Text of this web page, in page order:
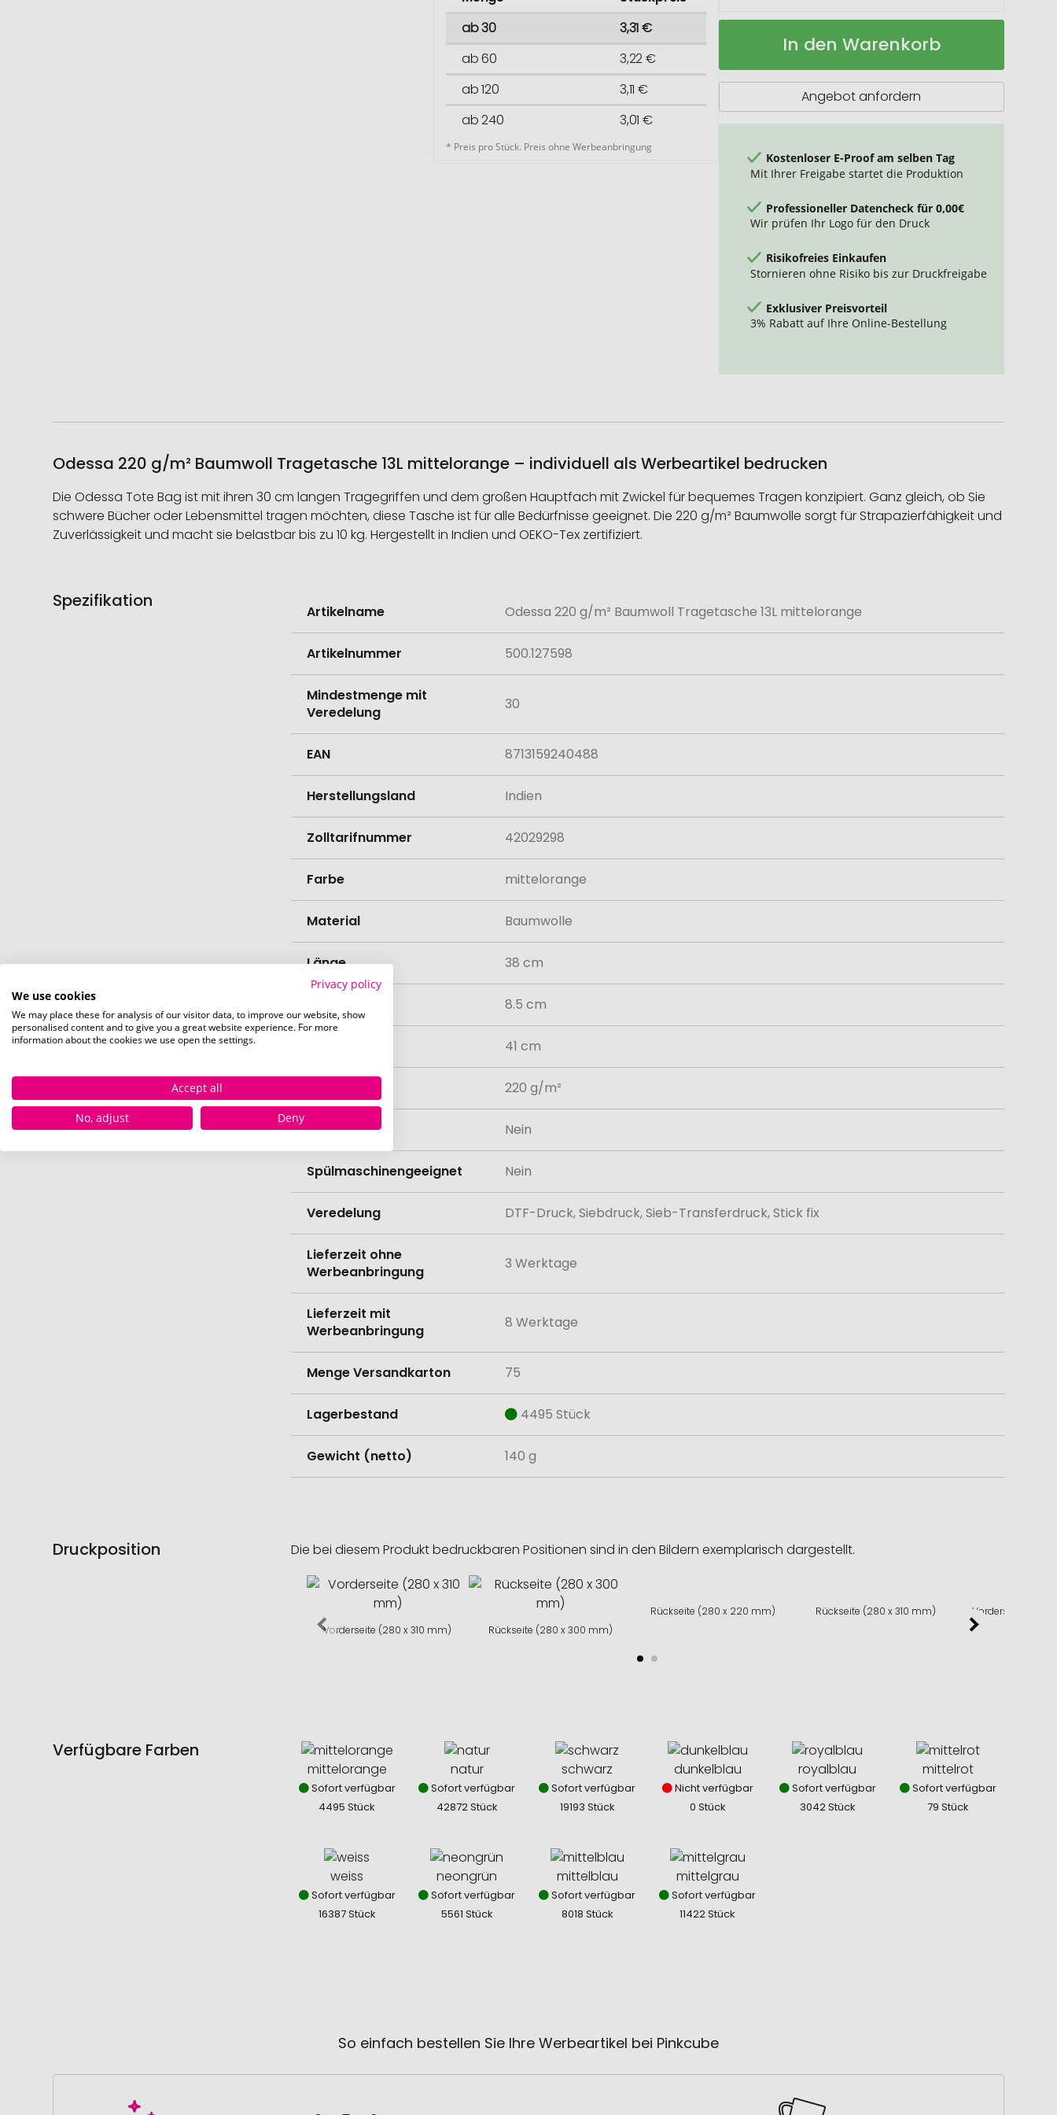
ab 30
3,31 €
ab 60
3,22 €
ab 120
3,11 €
ab 240
3,01 €
* Preis pro Stück. Preis ohne Werbeanbringung
Odessa
13L
Auf
In den Warenkorb
Angebot anfordern
Kostenloser E-Proof am selben Tag
Mit Ihrer Freigabe startet die Produktion
Professioneller Datencheck für 0,00€
Wir prüfen Ihr Logo für den Druck
Risikofreies Einkaufen
Stornieren ohne Risiko bis zur Druckfreigabe
Exklusiver Preisvorteil
3% Rabatt auf Ihre Online-Bestellung
Odessa 220 g/m² Baumwoll Tragetasche 13L mittelorange – individuell als Werbeartikel bedrucken
Die Odessa Tote Bag ist mit ihren 30 cm langen Tragegriffen und dem großen Hauptfach mit Zwickel für bequemes Tragen konzipiert. Ganz gleich, ob Sie
schwere Bücher oder Lebensmittel tragen möchten, diese Tasche ist für alle Bedürfnisse geeignet. Die 220 g/m² Baumwolle sorgt für Strapazierfähigkeit und
Zuverlässigkeit und macht sie belastbar bis zu 10 kg. Hergestellt in Indien und OEKO-Tex zertifiziert.
Spezifikation
Informationen
Artikelname Odessa 220 g/m² Baumwoll Tragetasche 13L mittelorange
Artikelnummer 500.127598
Mindestmenge mit
Veredelung
30
EAN 8713159240488
Herstellungsland Indien
Zolltarifnummer 42029298
Farbe mittelorange
Material Baumwolle
Länge 38 cm
8.5 cm
41 cm
220 g/m²
Bio-Produkt Nein
Spülmaschinengeeignet Nein
Veredelung DTF-Druck, Siebdruck, Sieb-Transferdruck, Stick fix
Lieferzeit ohne
Werbeanbringung
3 Werktage
Lieferzeit mit
Werbeanbringung
8 Werktage
Menge Versandkarton 75
Lagerbestand 4495 Stück
Gewicht (netto) 140 g
Druckposition Die bei diesem Produkt bedruckbaren Positionen sind in den Bildern exemplarisch dargestellt.
Vorderseite (280 x 310 mm) Rückseite (280 x 300 mm)
Rückseite (280 x 220 mm) Rückseite (280 x 310 mm) Vorderseite (280
Verfügbare Farben
mittelorange
Sofort verfügbar
4495 Stück
natur
Sofort verfügbar
42872 Stück
schwarz
Sofort verfügbar
19193 Stück
dunkelblau
Nicht verfügbar
0 Stück
royalblau
Sofort verfügbar
3042 Stück
mittelrot
Sofort verfügbar
79 Stück
weiss
Sofort verfügbar
16387 Stück
neongrün
Sofort verfügbar
5561 Stück
mittelblau
Sofort verfügbar
8018 Stück
mittelgrau
Sofort verfügbar
11422 Stück
So einfach bestellen Sie Ihre Werbeartikel bei Pinkcube
Privacy policy
We use cookies
We may place these for analysis of our visitor data, to improve our website, show
personalised content and to give you a great website experience. For more
information about the cookies we use open the settings.
Accept all
No, adjust
Deny